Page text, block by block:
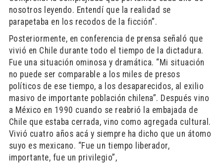
nosotros leyendo. Entendí que la realidad se
parapetaba en los recodos de la ficción”.
Posteriormente, en conferencia de prensa señaló que
vivió en Chile durante todo el tiempo de la dictadura.
Fue una situación ominosa y dramática. “Mi situación
no puede ser comparable a los miles de presos
políticos de ese tiempo, a los desaparecidos, al exilio
masivo de importante población chilena”. Después vino
a México en 1990 cuando se reabrió la embajada de
Chile que estaba cerrada, vino como agregada cultural.
Vivió cuatro años acá y siempre ha dicho que un átomo
suyo es mexicano. “Fue un tiempo liberador,
importante, fue un privilegio”,